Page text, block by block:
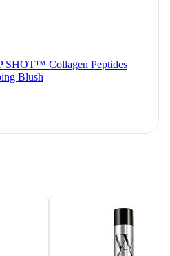
SHOT™ Collagen Peptides
Blush